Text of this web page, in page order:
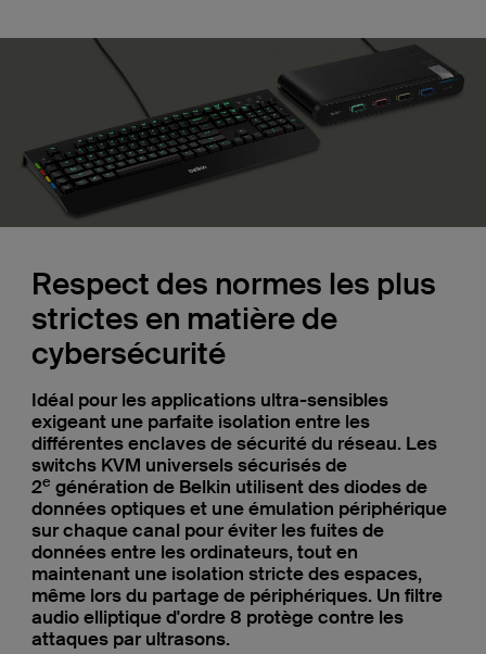
Respect des normes les plus
strictes en matière de
cybersécurité
Idéal pour les applications ultra-sensibles
exigeant une parfaite isolation entre les
différentes enclaves de sécurité du réseau. Les
switchs KVM universels sécurisés de
2e génération de Belkin utilisent des diodes de
données optiques et une émulation périphérique
sur chaque canal pour éviter les fuites de
données entre les ordinateurs, tout en
maintenant une isolation stricte des espaces,
même lors du partage de périphériques. Un filtre
audio elliptique d'ordre 8 protège contre les
attaques par ultrasons.